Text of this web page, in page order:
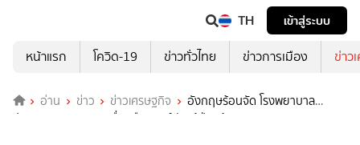
TH
เข้าสู่ระบบ
หน้าแรก
โควิด-19 ข่าวทั่วไทย ข่าวการเมือง ข่าว
อ่าน ข่าว ข่าวเศรษฐกิจ
อังกฤษร้อนจัด โรงพยาบาล
ประกาศภาวะวิกฤต เครื่องมือแพทย์พัง ผู้ป่วยล้น